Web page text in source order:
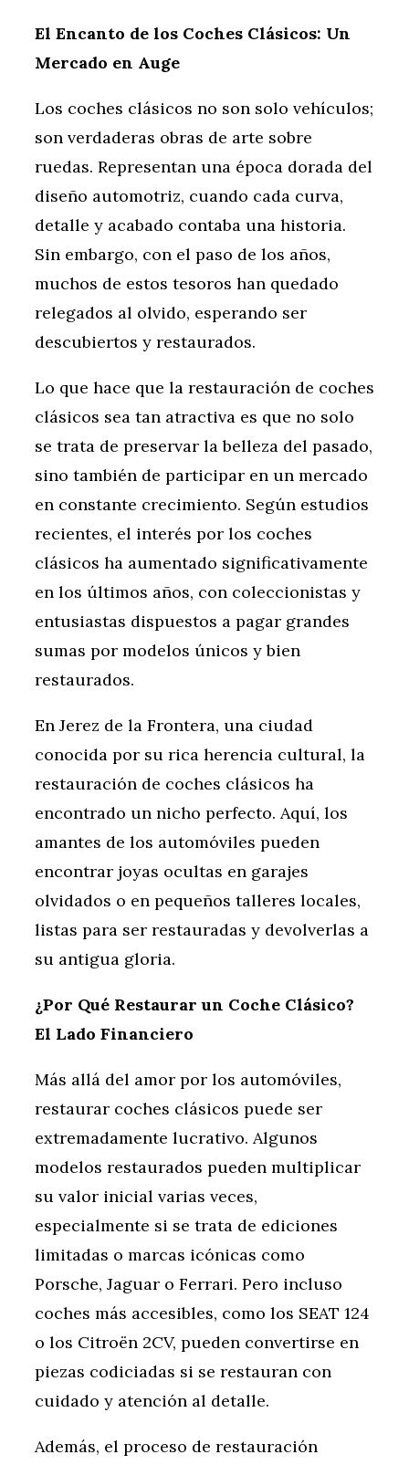
El Encanto de los Coches Clásicos: Un
Mercado en Auge
Los coches clásicos no son solo vehículos;
son verdaderas obras de arte sobre
ruedas. Representan una época dorada del
diseño automotriz, cuando cada curva,
detalle y acabado contaba una historia.
Sin embargo, con el paso de los años,
muchos de estos tesoros han quedado
relegados al olvido, esperando ser
descubiertos y restaurados.
Lo que hace que la restauración de coches
clásicos sea tan atractiva es que no solo
se trata de preservar la belleza del pasado,
sino también de participar en un mercado
en constante crecimiento. Según estudios
recientes, el interés por los coches
clásicos ha aumentado significativamente
en los últimos años, con coleccionistas y
entusiastas dispuestos a pagar grandes
sumas por modelos únicos y bien
restaurados.
En Jerez de la Frontera, una ciudad
conocida por su rica herencia cultural, la
restauración de coches clásicos ha
encontrado un nicho perfecto. Aquí, los
amantes de los automóviles pueden
encontrar joyas ocultas en garajes
olvidados o en pequeños talleres locales,
listas para ser restauradas y devolverlas a
su antigua gloria.
¿Por Qué Restaurar un Coche Clásico?
El Lado Financiero
Más allá del amor por los automóviles,
restaurar coches clásicos puede ser
extremadamente lucrativo. Algunos
modelos restaurados pueden multiplicar
su valor inicial varias veces,
especialmente si se trata de ediciones
limitadas o marcas icónicas como
Porsche, Jaguar o Ferrari. Pero incluso
coches más accesibles, como los SEAT 124
o los Citroën 2CV, pueden convertirse en
piezas codiciadas si se restauran con
cuidado y atención al detalle.
Además, el proceso de restauración